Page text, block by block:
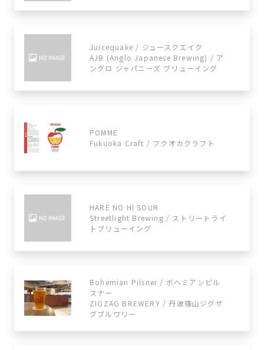
Juicequake / ジュースクエイク
AJB (Anglo Japanese Brewing) / ア
ングロ ジャパニーズ ブリューイング
POMME
Fukuoka Craft / フクオカクラフト
HARE NO HI SOUR
Streetlight Brewing / ストリートライ
トブリューイング
Bohemian Pilsner / ボヘミアンピル
スナー
ZIGZAG BREWERY / 丹波篠山ジグザ
グブルワリー